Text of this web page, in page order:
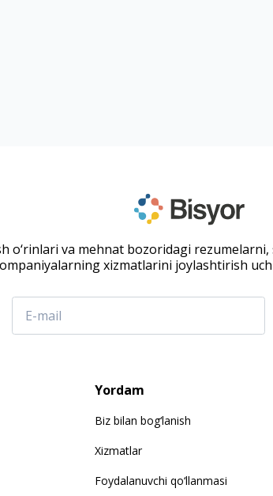
o‘rinlari va mehnat bozoridagi
xizmatlarini joylashtirish
Yordam
Biz bilan bog‘lanish
Xizmatlar
Foydalanuvchi qo‘llanmasi